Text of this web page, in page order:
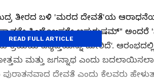
ತೀರದ ಬಳಿ 'ಮರದ ದೇವತೆ'ಯ
ಸಿಂಧೋಃಪರೇ ಅಪುರುಷಮ್" ಅಂದರೆ
ವ್ಯಾಪ್ತಿಯನ್ನು ಮೀರಿದೆ'. ಆರಂಭದಲ್ಲಿ
ಮತ್ತು ಜಗನ್ನಾಥ ಎಂದು
ದೇವತೆ ಎಂದು ಕೆಲವರು
READ FULL ARTICLE